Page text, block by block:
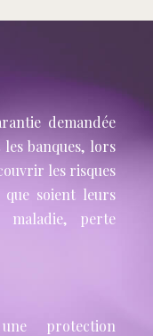
demandée
banques, lors
les risques
que soient leurs
maladie, perte
protection